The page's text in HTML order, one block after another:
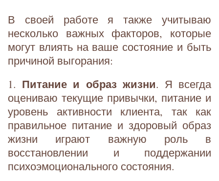
В своей работе я также учитываю
несколько важных факторов, которые
могут влиять на ваше состояние и быть
причиной выгорания:
1. Питание и образ жизни. Я всегда
оцениваю текущие привычки, питание и
уровень активности клиента, так как
правильное питание и здоровый образ
жизни играют важную роль в
восстановлении и поддержании
психоэмоционального состояния.